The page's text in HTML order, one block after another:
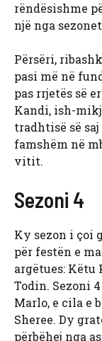
rëndësishme
një nga
Përsëri,
pasi më në
pas rrjetës së
Kandi, ish-
tradhtisë së
famshëm në
vitit.
Sezoni 4
Ky sezon i çoi
për festën e
argëtues: Këtu
Todin. Sezoni
Marlo, e cila e
Sheree. Dy
përbëhej nga